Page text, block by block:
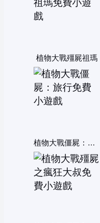
植物大戰殭屍祖瑪
植物大戰僵屍：旅行